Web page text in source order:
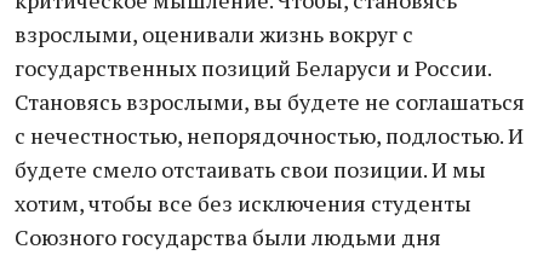
взрослыми, оценивали жизнь вокруг с
государственных позиций Беларуси и России.
Становясь взрослыми, вы будете не соглашаться
с нечестностью, непорядочностью, подлостью. И
будете смело отстаивать свои позиции. И мы
хотим, чтобы все без исключения студенты
Союзного государства были людьми дня